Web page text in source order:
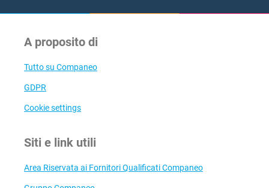
A proposito di
Tutto su Companeo
GDPR
Cookie settings
Siti e link utili
Area Riservata ai Fornitori Qualificati Companeo